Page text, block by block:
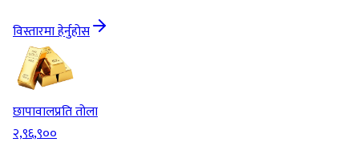
विस्तारमा हेर्नुहोस
छापावालप्रति तोला
२,९६,९००